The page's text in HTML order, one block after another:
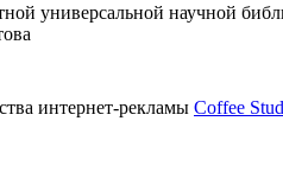
универсальной научной
интернет-рекламы Coffee